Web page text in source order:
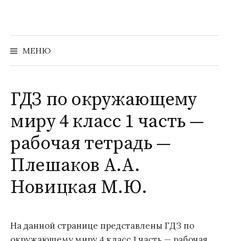
содержимому
МЕНЮ
Найти:
ГДЗ по окружающему
миру 4 класс 1 часть —
рабочая тетрадь —
Плешаков А.А.
Новицкая М.Ю.
На данной странице представлены ГДЗ по